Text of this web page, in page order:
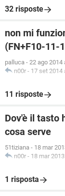
32 risposte
non mi
(FN+F10-11-
palluca - 22 ago 2014
n00r - 17 set 2014
11 risposte
Dov'è il tasto
cosa serve
51tiziana - 18 mar
n00r - 18 mar
1 risposta